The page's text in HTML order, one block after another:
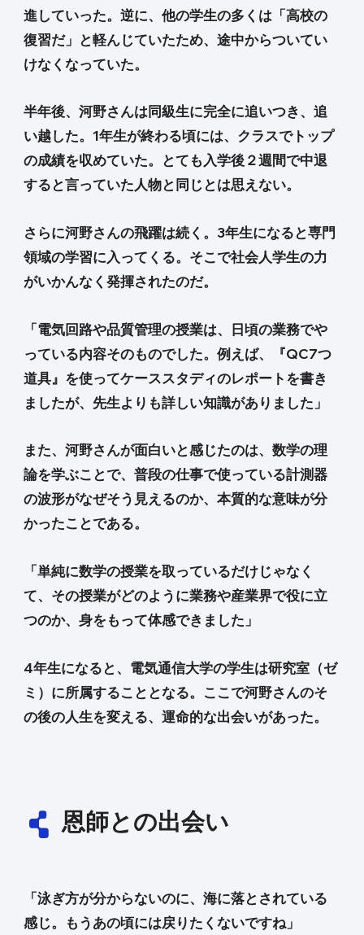
進していった。逆に、他の学生の多くは「高校の
復習だ」と軽んじていたため、途中からついてい
けなくなっていた。
半年後、河野さんは同級生に完全に追いつき、追
い越した。1年生が終わる頃には、クラスでトップ
の成績を収めていた。とても入学後２週間で中退
すると言っていた人物と同じとは思えない。
さらに河野さんの飛躍は続く。3年生になると専門
領域の学習に入ってくる。そこで社会人学生の力
がいかんなく発揮されたのだ。
「電気回路や品質管理の授業は、日頃の業務でや
っている内容そのものでした。例えば、『QC7つ
道具』を使ってケーススタディのレポートを書き
ましたが、先生よりも詳しい知識がありました」
また、河野さんが面白いと感じたのは、数学の理
論を学ぶことで、普段の仕事で使っている計測器
の波形がなぜそう見えるのか、本質的な意味が分
かったことである。
「単純に数学の授業を取っているだけじゃなく
て、その授業がどのように業務や産業界で役に立
つのか、身をもって体感できました」
4年生になると、電気通信大学の学生は研究室（ゼ
ミ）に所属することとなる。ここで河野さんのそ
の後の人生を変える、運命的な出会いがあった。
恩師との出会い
「泳ぎ方が分からないのに、海に落とされている
感じ。もうあの頃には戻りたくないですね」